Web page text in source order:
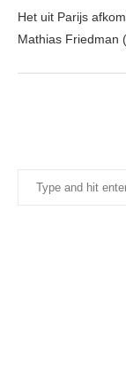
Het uit Parijs
Mathias Friedman